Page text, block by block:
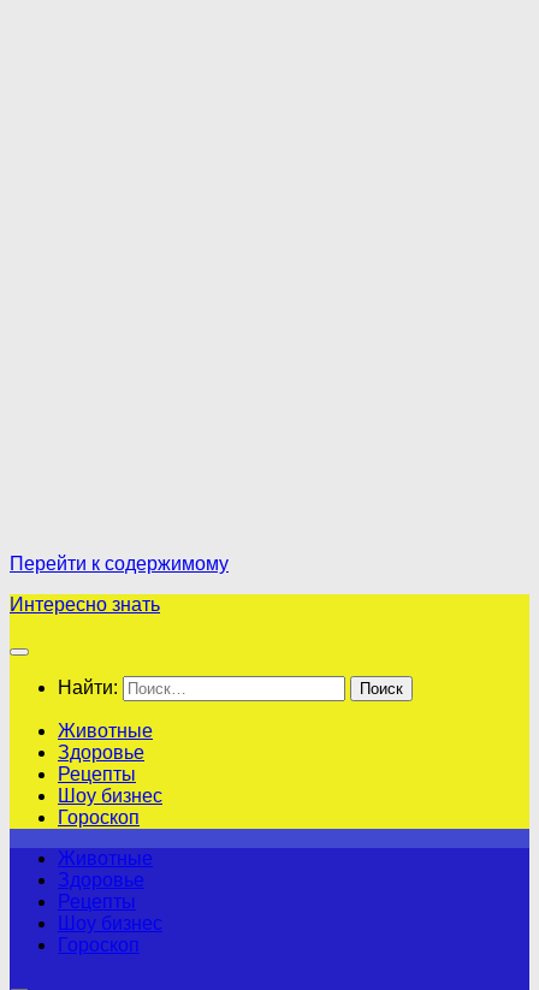
Перейти к содержимому
Интересно знать
Найти:
Животные
Здоровье
Рецепты
Шоу бизнес
Гороскоп
Животные
Здоровье
Рецепты
Шоу бизнес
Гороскоп